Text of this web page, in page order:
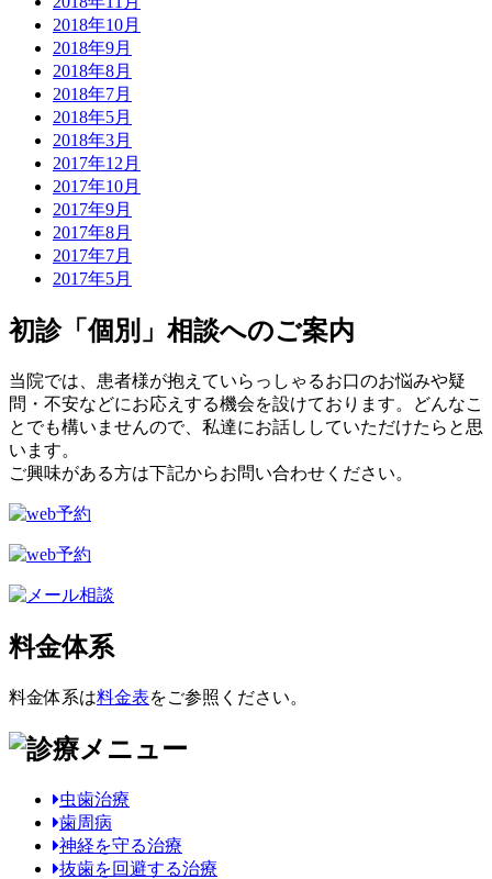
2018年10月
2018年9月
2018年8月
2018年7月
2018年5月
2018年3月
2017年12月
2017年10月
2017年9月
2017年8月
2017年7月
2017年5月
初診「個別」相談へのご案内
当院では、患者様が抱えていらっしゃるお口のお悩みや疑
問・不安などにお応えする機会を設けております。どんなこ
とでも構いませんので、私達にお話ししていただけたらと思
います。
ご興味がある方は下記からお問い合わせください。
料金体系
料金体系は料金表をご参照ください。
虫歯治療
歯周病
神経を守る治療
抜歯を回避する治療